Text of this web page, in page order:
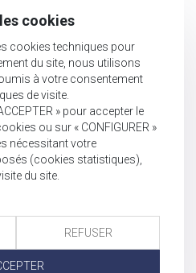
cookies
cookies techniques pour
du site, nous utilisons
à votre consentement
de visite.
» pour accepter le
ou sur « CONFIGURER »
nécessitant votre
(cookies statistiques),
du site.
REFUSER